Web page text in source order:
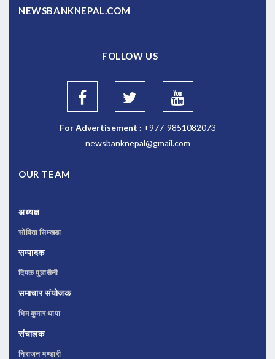
NEWSBANKNEPAL.COM
FOLLOW US
For Advertisement : +977-9851082073
newsbanknepal@gmail.com
OUR TEAM
अध्यक्ष
सोविता सिम्खडा
सम्पादक
दिपक पुडासैनी
समाचार संयोजक
भिम कुमार थापा
संचालक
निराजन भण्डारी